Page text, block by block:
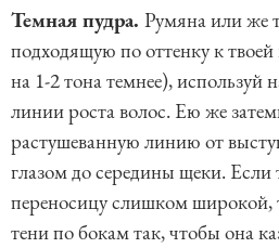
Темная пудра. Румяна или же
подходящую по оттенку к
на 1-2 тона темнее), используй
линии роста волос. Ею же
растушеванную линию от
глазом до середины щеки.
переносицу слишком широкой,
тени по бокам так, чтобы она